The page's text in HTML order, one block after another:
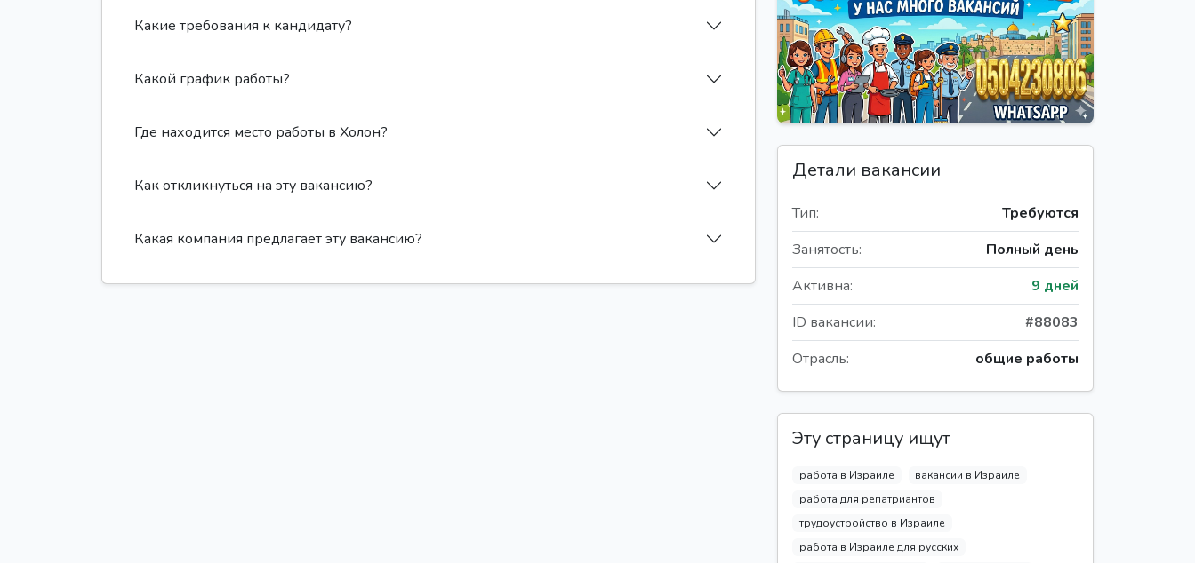
Какие требования к кандидату?
Какой график работы?
Где находится место работы в Холон?
Как откликнуться на эту вакансию?
Какая компания предлагает эту вакансию?
Детали вакансии
Тип:
Требуются
Занятость:
Полный день
Активна:
9 дней
ID вакансии:
#88083
Отрасль:
общие работы
Эту страницу ищут
работа в Израиле
вакансии в Израиле
работа для репатриантов
трудоустройство в Израиле
работа в Израиле для русских